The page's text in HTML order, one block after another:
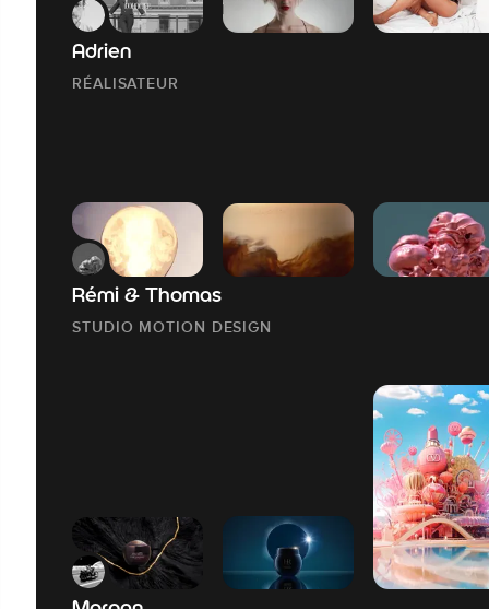
Adrien
RÉALISATEUR
Rémi & Thomas
STUDIO MOTION DESIGN